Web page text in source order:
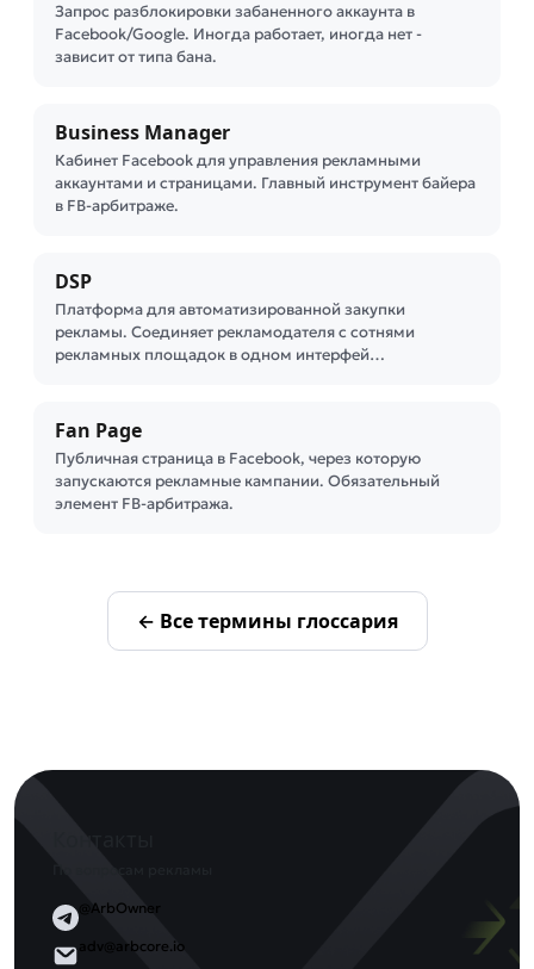
Запрос разблокировки забаненного аккаунта в
Facebook/Google. Иногда работает, иногда нет -
зависит от типа бана.
Business Manager
Кабинет Facebook для управления рекламными
аккаунтами и страницами. Главный инструмент байера
в FB-арбитраже.
DSP
Платформа для автоматизированной закупки
рекламы. Соединяет рекламодателя с сотнями
рекламных площадок в одном интерфей…
Fan Page
Публичная страница в Facebook, через которую
запускаются рекламные кампании. Обязательный
элемент FB-арбитража.
← Все термины глоссария
@ArbOwner
adv@arbcore.io